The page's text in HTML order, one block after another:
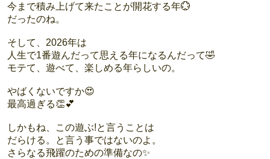
今まで積み上げて来たことが開花する年💮
だったのね。
そして、2026年は
人生で1番遊んだって思える年になるんだって🤣
モテて、遊べて、楽しめる年らしいの。
やばくないですか😍
最高過ぎる👏💕
しかもね、この遊ぶ!と言うことは
だらける。と言う事ではないのよ。
さらなる飛躍のための準備なの✨